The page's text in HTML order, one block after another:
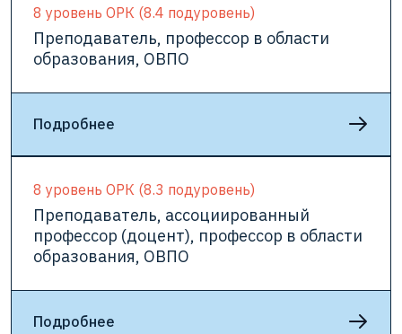
8 уровень ОРК (8.4 подуровень)
Преподаватель, профессор в области
образования, ОВПО
Подробнее
8 уровень ОРК (8.3 подуровень)
Преподаватель, ассоциированный
профессор (доцент), профессор в области
образования, ОВПО
Подробнее